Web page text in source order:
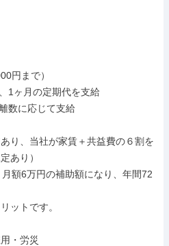
円まで）
1ヶ月の定期代を支給
数に応じて支給
り、当社が家賃＋共益費の６割を
あり）
額6万円の補助額になり、年間72
ットです。
・労災